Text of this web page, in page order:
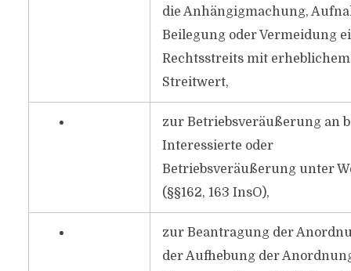
die Anhängigmachung,
Beilegung oder Vermeidung
Rechtsstreits mit erheblichem
Streitwert,
zur Betriebsveräußerung an
Interessierte oder
Betriebsveräußerung unter
(§§162, 163 InsO),
zur Beantragung der
der Aufhebung der